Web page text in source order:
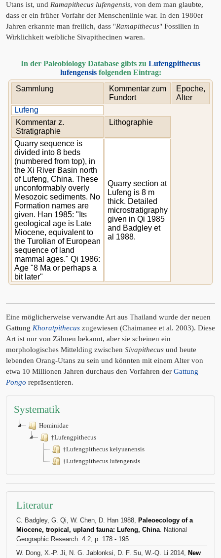
Utans ist, und Ramapithecus lufengensis, von dem man glaubte,
dass er ein früher Vorfahr der Menschenlinie war. In den 1980er
Jahren erkannte man freilich, dass "Ramapithecus" Fossilien in
Wirklichkeit weibliche Sivapithecinen waren.
In der Paleobiology Database gibts zu Lufengpithecus
lufengensisfolgenden Eintrag:
Sammlung
Kommentar zum
Fundort
Epoche,
Alter
Lufeng
Kommentar z.
Stratigraphie
Lithographie
Quarry sequence is
divided into 8 beds
(numbered from top), in
the Xi River Basin north
of Lufeng, China. These
unconformably overly
Mesozoic sediments. No
Formation names are
given. Han 1985: "Its
geological age is Late
Miocene, equivalent to
the Turolian of European
sequence of land
mammal ages." Qi 1986:
Age "8 Ma or perhaps a
bit later"
Quarry section at
Lufeng is 8 m
thick. Detailed
microstratigraphy
given in Qi 1985
and Badgley et
al 1988.
Eine möglicherweise verwandte Art aus Thailand wurde der neuen
Gattung Khoratpithecus zugewiesen (Chaimanee et al. 2003). Diese
Art ist nur von Zähnen bekannt, aber sie scheinen ein
morphologisches Mittelding zwischen Sivapithecus und heute
lebenden Orang-Utans zu sein und könnten mit einem Alter von
etwa 10 Millionen Jahren durchaus den Vorfahren der Gattung
Pongo repräsentieren.
Systematik
Hominidae
†Lufengpithecus
†Lufengpithecus keiyuanensis
†Lufengpithecus lufengensis
Literatur
C. Badgley, G. Qi, W. Chen, D. Han 1988, Paleoecology of a
Miocene, tropical, upland fauna: Lufeng, China. National
Geographic Research. 4:2, p. 178 - 195
W. Dong, X.-P. Ji, N. G. Jablonksi, D. F. Su, W.-Q. Li 2014, New